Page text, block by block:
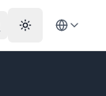
Theme